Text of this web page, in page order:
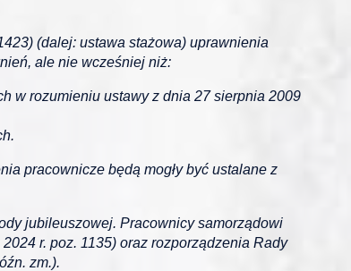
(dalej: ustawa stażowa) uprawnienia
ale nie wcześniej niż:
w rozumieniu ustawy z dnia 27 sierpnia 2009
pracownicze będą mogły być ustalane z
jubileuszowej. Pracownicy samorządowi
r. poz. 1135) oraz rozporządzenia Rady
zm.).